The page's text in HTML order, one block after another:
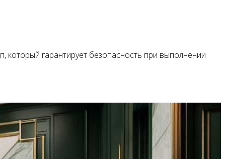
который гарантирует безопасность при выполнении